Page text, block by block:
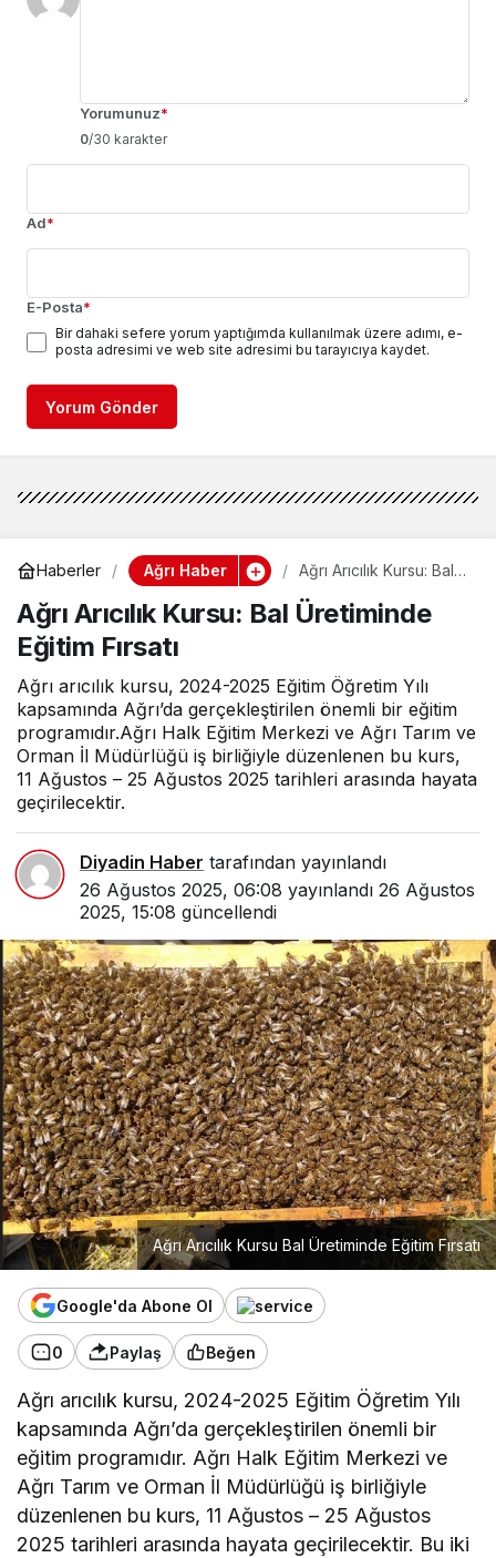
Yorumunuz*
0/30 karakter
Ad*
E-Posta*
Bir dahaki sefere yorum yaptığımda kullanılmak üzere adımı, e-
posta adresimi ve web site adresimi bu tarayıcıya kaydet.
Yorum Gönder
Haberler Ağrı Haber
Ağrı Arıcılık Kursu: Bal
Fırsatı
Ağrı Arıcılık Kursu: Bal Üretiminde
Eğitim Fırsatı
Ağrı arıcılık kursu, 2024-2025 Eğitim Öğretim Yılı
kapsamında Ağrı’da gerçekleştirilen önemli bir eğitim
programıdır.Ağrı Halk Eğitim Merkezi ve Ağrı Tarım ve
Orman İl Müdürlüğü iş birliğiyle düzenlenen bu kurs,
11 Ağustos – 25 Ağustos 2025 tarihleri arasında hayata
geçirilecektir.
Diyadin Haber tarafından yayınlandı
26 Ağustos 2025, 06:08 yayınlandı 26 Ağustos
2025, 15:08 güncellendi
Ağrı Arıcılık Kursu Bal Üretiminde Eğitim Fırsatı
Google'da Abone Ol
0 Paylaş Beğen
Ağrı arıcılık kursu, 2024-2025 Eğitim Öğretim Yılı
kapsamında Ağrı’da gerçekleştirilen önemli bir
eğitim programıdır. Ağrı Halk Eğitim Merkezi ve
Ağrı Tarım ve Orman İl Müdürlüğü iş birliğiyle
düzenlenen bu kurs, 11 Ağustos – 25 Ağustos
2025 tarihleri arasında hayata geçirilecektir. Bu iki